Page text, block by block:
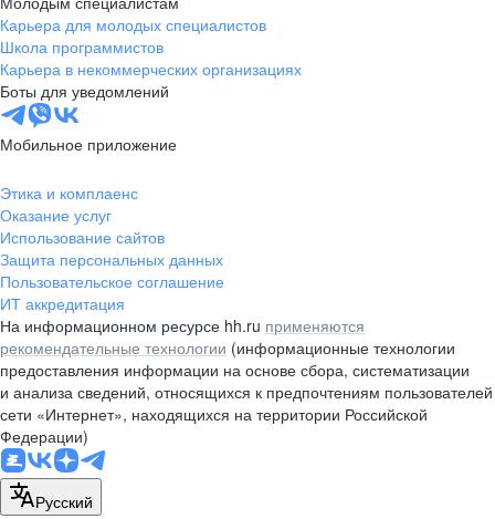
pr@nsk.hh.ru
Минск
пр-т Дзержинского, д. 57,
10 этаж, помещение 45-1
pr@rabota.by
Алматы
пр. Абая, д. 151, БЦ Алатау,
12 этаж, офис 1209
+7 727 232-13-13
pr@headhunter.com.kz
Карьера для молодых специалистов
Школа программистов
Карьера в некоммерческих организациях
Боты для уведомлений
Мобильное приложение
Этика и комплаенс
Оказание услуг
Использование сайтов
Защита персональных данных
Пользовательское соглашение
ИТ аккредитация
На информационном ресурсе hh.ru применяются
рекомендательные технологии (информационные технологии
предоставления информации на основе сбора, систематизации
и анализа сведений, относящихся к предпочтениям пользователей
сети «Интернет», находящихся на территории Российской
Федерации)
Русский